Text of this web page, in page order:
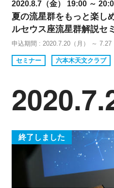
2020.8.7（金） 19:00 ～
夏の流星群をもっと楽し
ルセウス座流星群解説セ
申込期間 : 2020.7.20（月） ～ 7.27
セミナー 六本木天文クラブ
終了しました